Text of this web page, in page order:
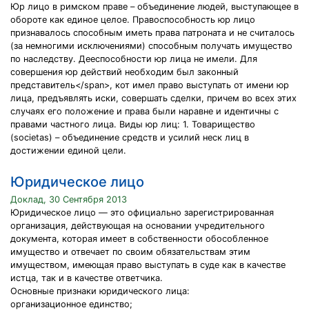
Юр лицо в римском праве – объединение людей, выступающее в
обороте как единое целое. Правоспособность юр лицо
признавалось способным иметь права патроната и не считалось
(за немногими исключениями) способным получать имущество
по наследству. Дееспособности юр лица не имели. Для
совершения юр действий необходим был законный
представитель</span>, кот имел право выступать от имени юр
лица, предъявлять иски, совершать сделки, причем во всех этих
случаях его положение и права были наравне и идентичны с
правами частного лица. Виды юр лиц: 1. Товарищество
(societas) – объединение средств и усилий неск лиц в
достижении единой цели.
Юридическое лицо
Доклад, 30 Сентября 2013
Юридическое лицо — это официально зарегистрированная
организация, действующая на основании учредительного
документа, которая имеет в собственности обособленное
имущество и отвечает по своим обязательствам этим
имуществом, имеющая право выступать в суде как в качестве
истца, так и в качестве ответчика.
Основные признаки юридического лица:
организационное единство;